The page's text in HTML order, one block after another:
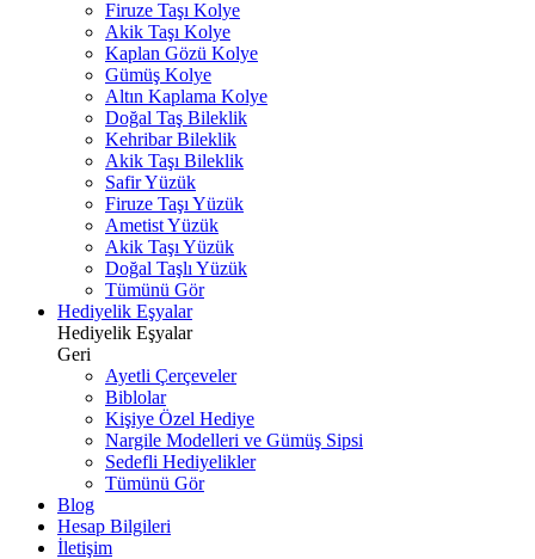
Firuze Taşı Kolye
Akik Taşı Kolye
Kaplan Gözü Kolye
Gümüş Kolye
Altın Kaplama Kolye
Doğal Taş Bileklik
Kehribar Bileklik
Akik Taşı Bileklik
Safir Yüzük
Firuze Taşı Yüzük
Ametist Yüzük
Akik Taşı Yüzük
Doğal Taşlı Yüzük
Tümünü Gör
Hediyelik Eşyalar
Hediyelik Eşyalar
Geri
Ayetli Çerçeveler
Biblolar
Kişiye Özel Hediye
Nargile Modelleri ve Gümüş Sipsi
Sedefli Hediyelikler
Tümünü Gör
Blog
Hesap Bilgileri
İletişim